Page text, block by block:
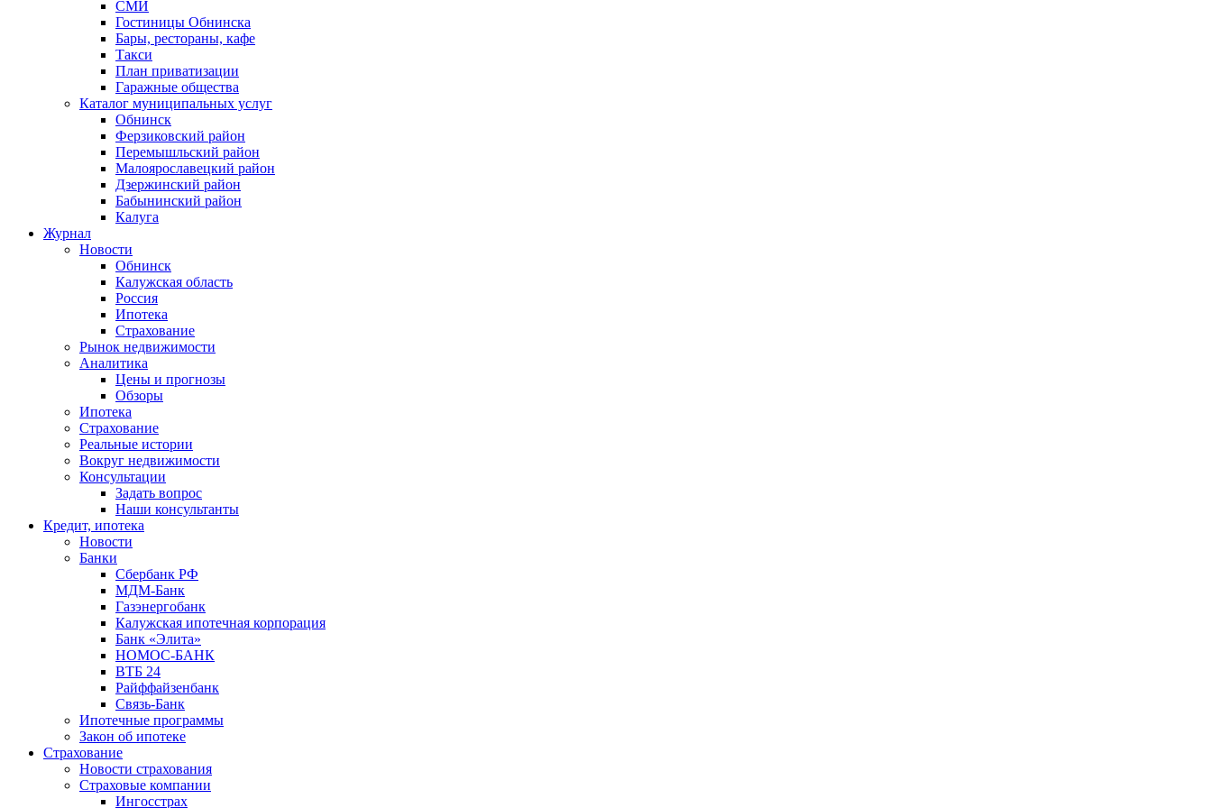
СМИ
Гостиницы Обнинска
Бары, рестораны, кафе
Такси
План приватизации
Гаражные общества
Каталог муниципальных услуг
Обнинск
Ферзиковский район
Перемышльский район
Малоярославецкий район
Дзержинский район
Бабынинский район
Калуга
Журнал
Новости
Обнинск
Калужская область
Россия
Ипотека
Страхование
Рынок недвижимости
Аналитика
Цены и прогнозы
Обзоры
Ипотека
Страхование
Реальные истории
Вокруг недвижимости
Консультации
Задать вопрос
Наши консультанты
Кредит, ипотека
Новости
Банки
Сбербанк РФ
МДМ-Банк
Газэнергобанк
Калужская ипотечная корпорация
Банк «Элита»
НОМОС-БАНК
ВТБ 24
Райффайзенбанк
Связь-Банк
Ипотечные программы
Закон об ипотеке
Страхование
Новости страхования
Страховые компании
Ингосстрах